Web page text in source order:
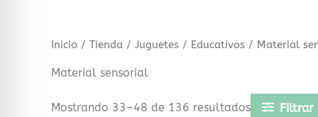
Inicio / Tienda / Juguetes / Educativos / Material
Material sensorial
Mostrando 33–48 de 136 resultados Filtrar